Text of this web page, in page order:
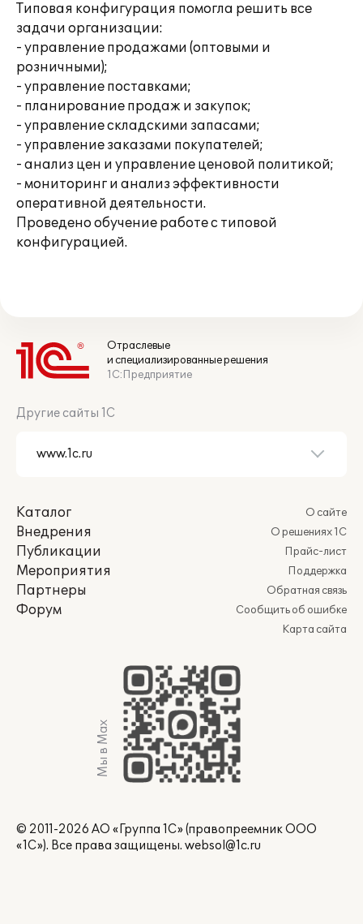
Типовая конфигурация помогла решить все
задачи организации:
- управление продажами (оптовыми и
розничными);
- управление поставками;
- планирование продаж и закупок;
- управление складскими запасами;
- управление заказами покупателей;
- анализ цен и управление ценовой политикой;
- мониторинг и анализ эффективности
оперативной деятельности.
Проведено обучение работе с типовой
конфигурацией.
Отраслевые
и специализированные решения
1С:Предприятие
Другие сайты 1С
Каталог
Внедрения
Публикации
Мероприятия
Партнеры
Форум
О сайте
О решениях 1С
Прайс-лист
Поддержка
Обратная связь
Сообщить об ошибке
Карта сайта
Мы в Max
© 2011-2026 АО «Группа 1С» (правопреемник ООО
«1С»). Все права защищены. websol@1c.ru